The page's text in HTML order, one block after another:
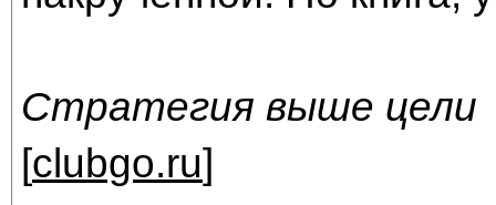
Стратегия выше цели
[clubgo.ru]